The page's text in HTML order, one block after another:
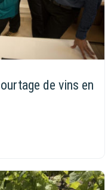
de vins en